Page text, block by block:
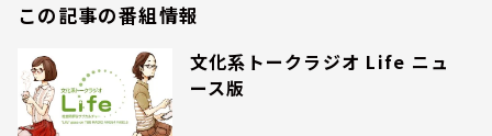
この記事の番組情報
文化系トークラジオ Life ニュ
ース版